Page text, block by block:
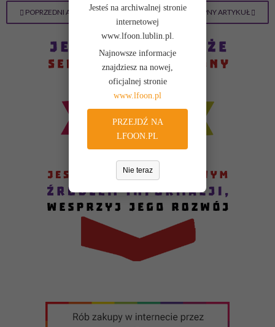
POPRZEDNI ARTYKUŁ NASTĘPNY ARTYKUŁ
Jesteś na archiwalnej stronie
internetowej
www.lfoon.lublin.pl.
Najnowsze informacje
znajdziesz na nowej,
oficjalnej stronie
www.lfoon.pl
PRZEJDŹ NA
LFOON.PL
Nie teraz